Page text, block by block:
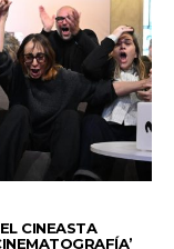
CINEASTA